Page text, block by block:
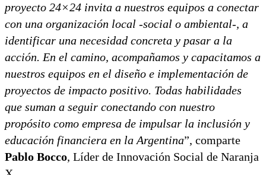
proyecto 24×24 invita a nuestros equipos a conectar
con una organización local -social o ambiental-, a
identificar una necesidad concreta y pasar a la
acción. En el camino, acompañamos y capacitamos a
nuestros equipos en el diseño e implementación de
proyectos de impacto positivo. Todas habilidades
que suman a seguir conectando con nuestro
propósito como empresa de impulsar la inclusión y
educación financiera en la Argentina”, comparte
Pablo Bocco, Líder de Innovación Social de Naranja